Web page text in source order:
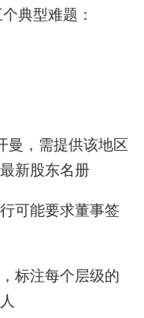
典型难题：
曼，需提供该地区
新股东名册
可能要求董事签
标注每个层级的